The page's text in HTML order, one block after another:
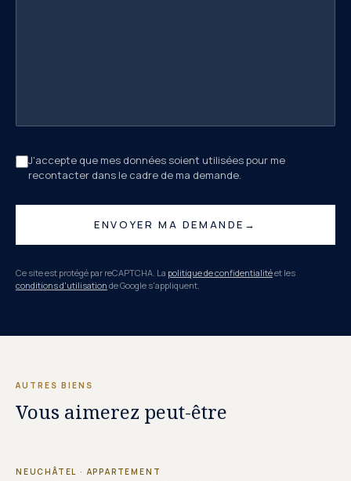
J'accepte que mes données soient utilisées pour me
recontacter dans le cadre de ma demande.
ENVOYER MA DEMANDE →
Ce site est protégé par reCAPTCHA. La politique de confidentialitéet les
conditions d'utilisation de Google s'appliquent.
AUTRES BIENS
Vous aimerez peut-être
NEUCHÂTEL · APPARTEMENT